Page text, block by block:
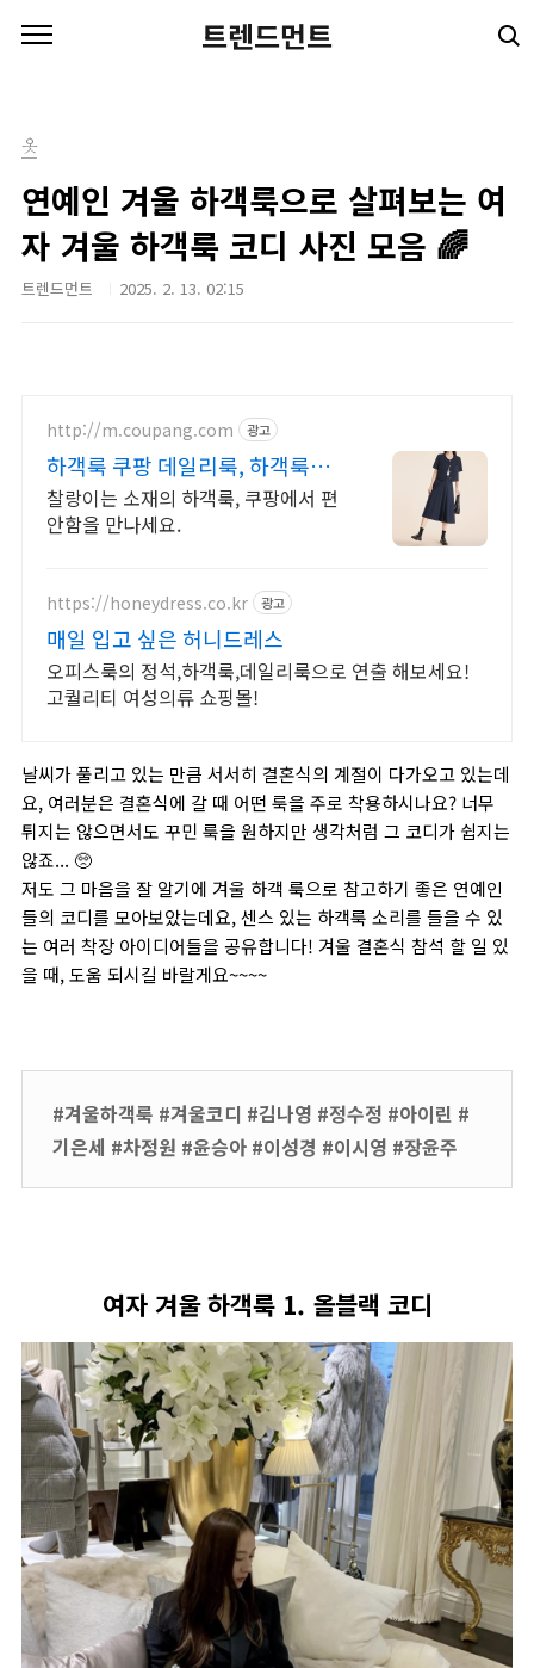
트렌드먼트
옷
연예인 겨울 하객룩으로 살펴보는 여
자 겨울 하객룩 코디 사진 모음 🌈
트렌드먼트 2025. 2. 13. 02:15
http://m.coupang.com 광고
하객룩 쿠팡 데일리룩, 하객룩도
원피스
찰랑이는 소재의 하객룩, 쿠팡에서 편
안함을 만나세요.
https://honeydress.co.kr 광고
매일 입고 싶은 허니드레스
오피스룩의 정석,하객룩,데일리룩으로 연출 해보세요!
고퀄리티 여성의류 쇼핑몰!
날씨가 풀리고 있는 만큼 서서히 결혼식의 계절이 다가오고 있는데
요, 여러분은 결혼식에 갈 때 어떤 룩을 주로 착용하시나요? 너무
튀지는 않으면서도 꾸민 룩을 원하지만 생각처럼 그 코디가 쉽지는
않죠... 🥺
저도 그 마음을 잘 알기에 겨울 하객 룩으로 참고하기 좋은 연예인
들의 코디를 모아보았는데요, 센스 있는 하객룩 소리를 들을 수 있
는 여러 착장 아이디어들을 공유합니다! 겨울 결혼식 참석 할 일 있
을 때, 도움 되시길 바랄게요~~~~
#겨울하객룩 #겨울코디 #김나영 #정수정 #아이린 #
기은세 #차정원 #윤승아 #이성경 #이시영 #장윤주
여자 겨울 하객룩 1. 올블랙 코디